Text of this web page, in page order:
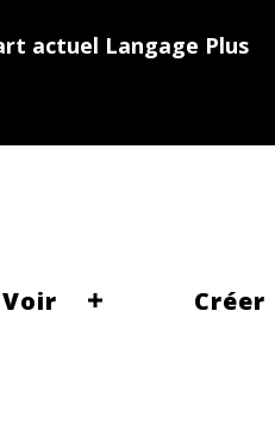
actuel Langage Plus
Voir Créer